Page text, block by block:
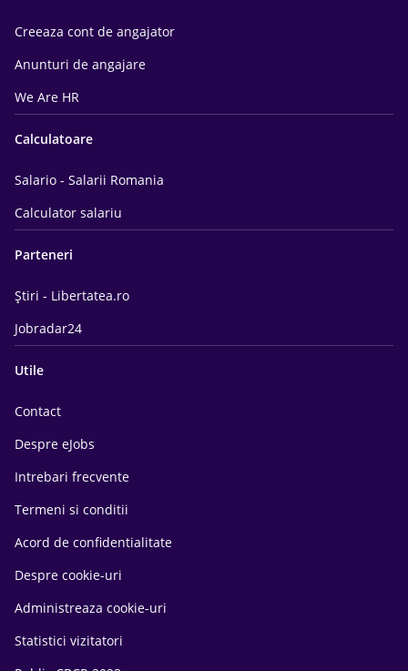
Creeaza cont de angajator
Anunturi de angajare
We Are HR
Calculatoare
Salario - Salarii Romania
Calculator salariu
Parteneri
Știri - Libertatea.ro
Jobradar24
Utile
Contact
Despre eJobs
Intrebari frecvente
Termeni si conditii
Acord de confidentialitate
Despre cookie-uri
Administreaza cookie-uri
Statistici vizitatori